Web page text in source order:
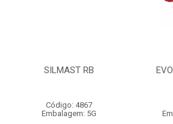
SILMAST RB
Código: 4867
Embalagem: 5G